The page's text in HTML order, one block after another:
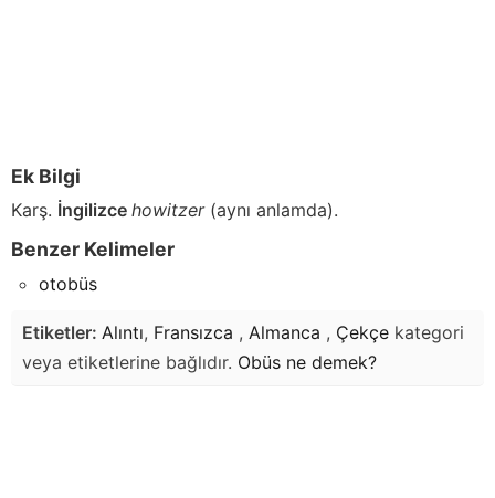
Ek Bilgi
Karş. İngilizce howitzer(aynı anlamda).
Benzer Kelimeler
otobüs
Etiketler: Alıntı, Fransızca , Almanca , Çekçe kategori
veya etiketlerine bağlıdır. Obüs ne demek?